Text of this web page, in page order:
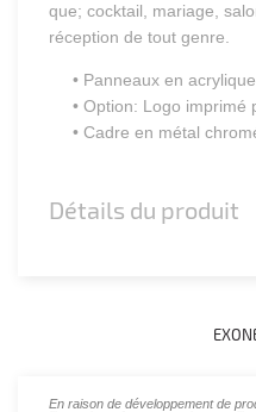
que; cocktail, mariage,
réception de tout genre.
• Panneaux en
• Option: Logo imprimé
• Cadre en métal
Détails du produit
En raison de développement de